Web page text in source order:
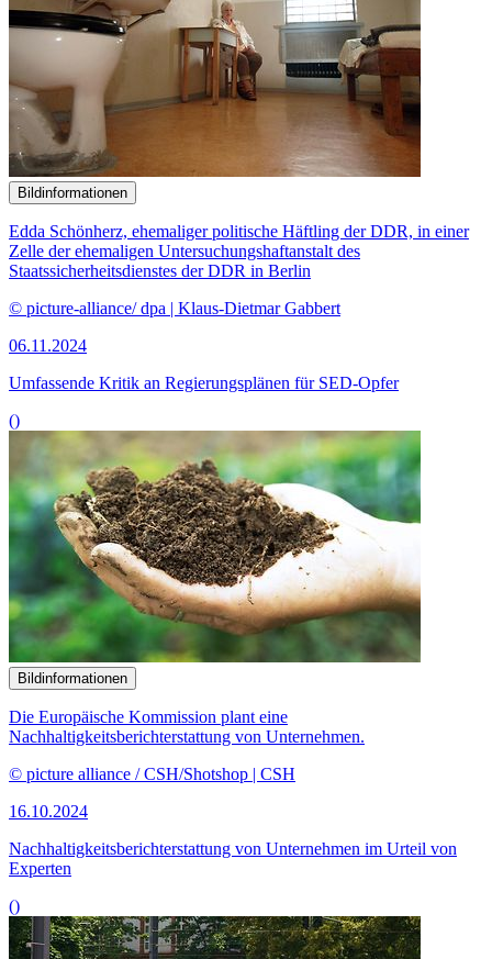
Bildinformationen
Edda Schönherz, ehemaliger politische Häftling der DDR, in einer
Zelle der ehemaligen Untersuchungshaftanstalt des
Staatssicherheitsdienstes der DDR in Berlin
© picture-alliance/ dpa | Klaus-Dietmar Gabbert
06.11.2024
Umfassende Kritik an Regierungsplänen für SED-Opfer
()
Bildinformationen
Die Europäische Kommission plant eine
Nachhaltigkeitsberichterstattung von Unternehmen.
© picture alliance / CSH/Shotshop | CSH
16.10.2024
Nachhaltigkeits­bericht­erstattung von Unternehmen im Urteil von
Experten
()